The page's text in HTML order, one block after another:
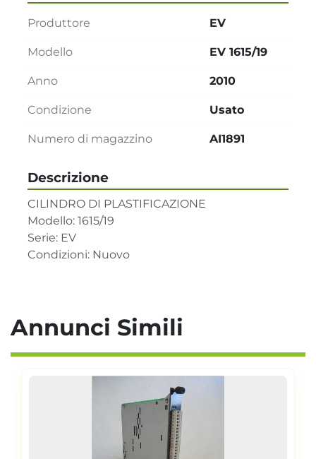
Descrizione
CILINDRO DI PLASTIFICAZIONE
Modello: 1615/19
Serie: EV
Condizioni: Nuovo
Produttore EV
Modello EV 1615/19
Anno 2010
Condizione Usato
Numero di magazzino AI1891
Annunci Simili